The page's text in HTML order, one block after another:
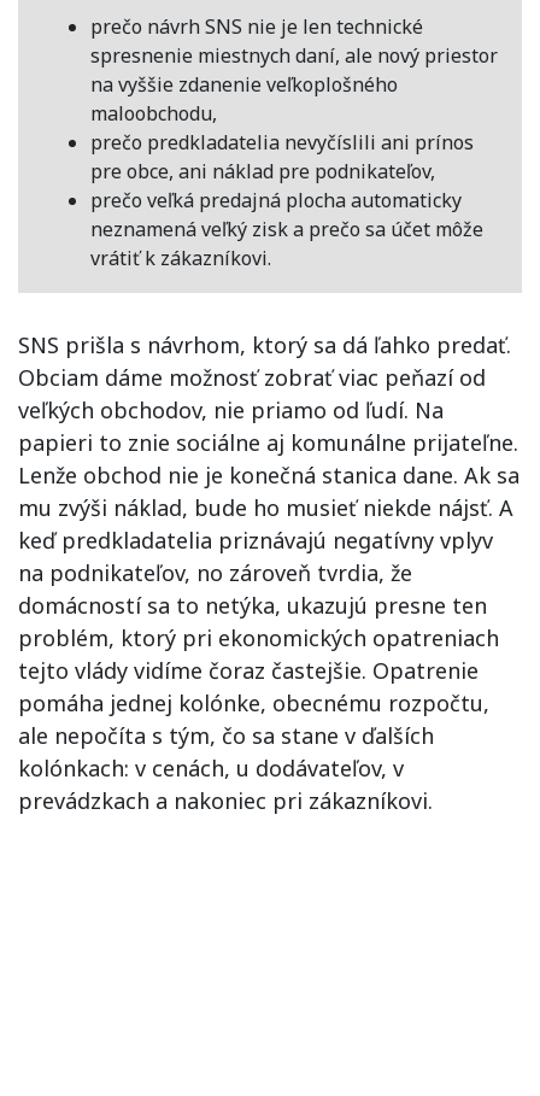
prečo návrh SNS nie je len technické
spresnenie miestnych daní, ale nový priestor
na vyššie zdanenie veľkoplošného
maloobchodu,
prečo predkladatelia nevyčíslili ani prínos
pre obce, ani náklad pre podnikateľov,
prečo veľká predajná plocha automaticky
neznamená veľký zisk a prečo sa účet môže
vrátiť k zákazníkovi.
SNS prišla s návrhom, ktorý sa dá ľahko predať.
Obciam dáme možnosť zobrať viac peňazí od
veľkých obchodov, nie priamo od ľudí. Na
papieri to znie sociálne aj komunálne prijateľne.
Lenže obchod nie je konečná stanica dane. Ak sa
mu zvýši náklad, bude ho musieť niekde nájsť. A
keď predkladatelia priznávajú negatívny vplyv
na podnikateľov, no zároveň tvrdia, že
domácností sa to netýka, ukazujú presne ten
problém, ktorý pri ekonomických opatreniach
tejto vlády vidíme čoraz častejšie. Opatrenie
pomáha jednej kolónke, obecnému rozpočtu,
ale nepočíta s tým, čo sa stane v ďalších
kolónkach: v cenách, u dodávateľov, v
prevádzkach a nakoniec pri zákazníkovi.